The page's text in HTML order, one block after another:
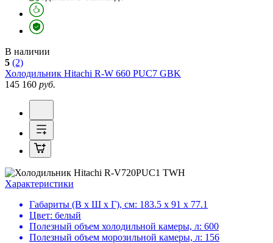
В наличии
5 (2)
Холодильник Hitachi R-W 660 PUC7 GBK
145 160 руб.
Характеристики
Габариты (В х Ш х Г), см: 183.5 х 91 х 77.1
Цвет: белый
Полезный объем холодильной камеры, л: 600
Полезный объем морозильной камеры, л: 156